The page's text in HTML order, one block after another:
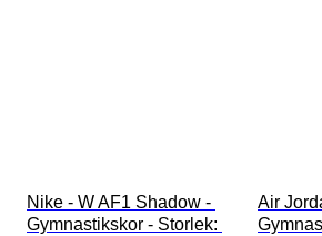
Nike - W AF1 Shadow -
Gymnastikskor - Storlek:
Air